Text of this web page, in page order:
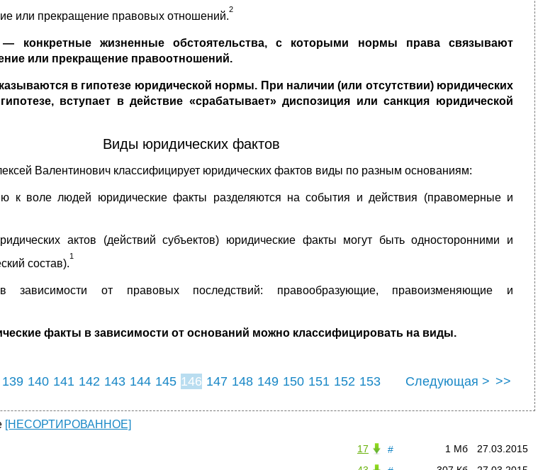
или прекращение правовых отношений.
2
конкретные жизненные обстоятельства, с которыми нормы права связывают
или прекращение правоотношений.
в гипотезе юридической нормы. При наличии (или отсутствии) юридических
вступает в действие «срабатывает» диспозиция или санкция юридической
Виды юридических фактов
Валентинович классифицирует юридических фактов виды по разным основаниям:
к воле людей юридические факты разделяются на события и действия (правомерные и
актов (действий субъектов) юридические факты могут быть односторонними и
состав).
1
от правовых последствий: правообразующие, правоизменяющие и
факты в зависимости от оснований можно классифицировать на виды.
139 140 141 142 143 144 145 146 147 148 149 150 151 152 153
Следующая > >>
[НЕСОРТИРОВАННОЕ]
# 27.03.2015
1 Мб
17